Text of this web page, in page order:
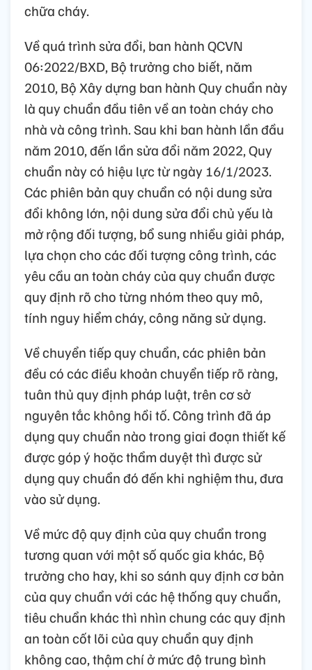
chữa cháy.
Về quá trình sửa đổi, ban hành QCVN
06:2022/BXD, Bộ trưởng cho biết, năm
2010, Bộ Xây dựng ban hành Quy chuẩn này
là quy chuẩn đầu tiên về an toàn cháy cho
nhà và công trình. Sau khi ban hành lần đầu
năm 2010, đến lần sửa đổi năm 2022, Quy
chuẩn này có hiệu lực từ ngày 16/1/2023.
Các phiên bản quy chuẩn có nội dung sửa
đổi không lớn, nội dung sửa đổi chủ yếu là
mở rộng đối tượng, bổ sung nhiều giải pháp,
lựa chọn cho các đối tượng công trình, các
yêu cầu an toàn cháy của quy chuẩn được
quy định rõ cho từng nhóm theo quy mô,
tính nguy hiểm cháy, công năng sử dụng.
Về chuyển tiếp quy chuẩn, các phiên bản
đều có các điều khoản chuyển tiếp rõ ràng,
tuân thủ quy định pháp luật, trên cơ sở
nguyên tắc không hồi tố. Công trình đã áp
dụng quy chuẩn nào trong giai đoạn thiết kế
được góp ý hoặc thẩm duyệt thì được sử
dụng quy chuẩn đó đến khi nghiệm thu, đưa
vào sử dụng.
Về mức độ quy định của quy chuẩn trong
tương quan với một số quốc gia khác, Bộ
trưởng cho hay, khi so sánh quy định cơ bản
của quy chuẩn với các hệ thống quy chuẩn,
tiêu chuẩn khác thì nhìn chung các quy định
an toàn cốt lõi của quy chuẩn quy định
không cao, thậm chí ở mức độ trung bình